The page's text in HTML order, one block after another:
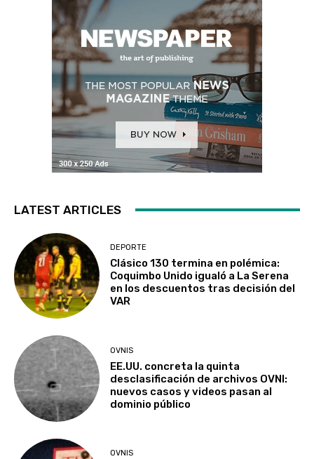
LATEST ARTICLES
DEPORTE
Clásico 130 termina en polémica:
Coquimbo Unido igualó a La Serena
en los descuentos tras decisión del
VAR
OVNIS
EE.UU. concreta la quinta
desclasificación de archivos OVNI:
nuevos casos y videos pasan al
dominio público
OVNIS